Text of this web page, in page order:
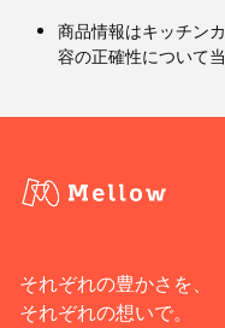
商品情報はキッチン
容の正確性について
それぞれの豊かさを、
それぞれの想いで。